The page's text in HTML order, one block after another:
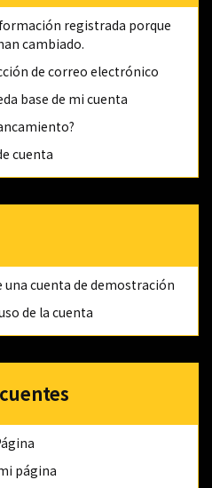
registrada porque
cambiado.
de correo electrónico
base de mi cuenta
cuenta
una cuenta de demostración
de la cuenta
página